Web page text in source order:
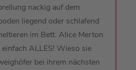
nackig auf dem
liegend oder schlafend
im Bett. Alice Merton
ALLES! Wieso sie
bei ihrem nächsten